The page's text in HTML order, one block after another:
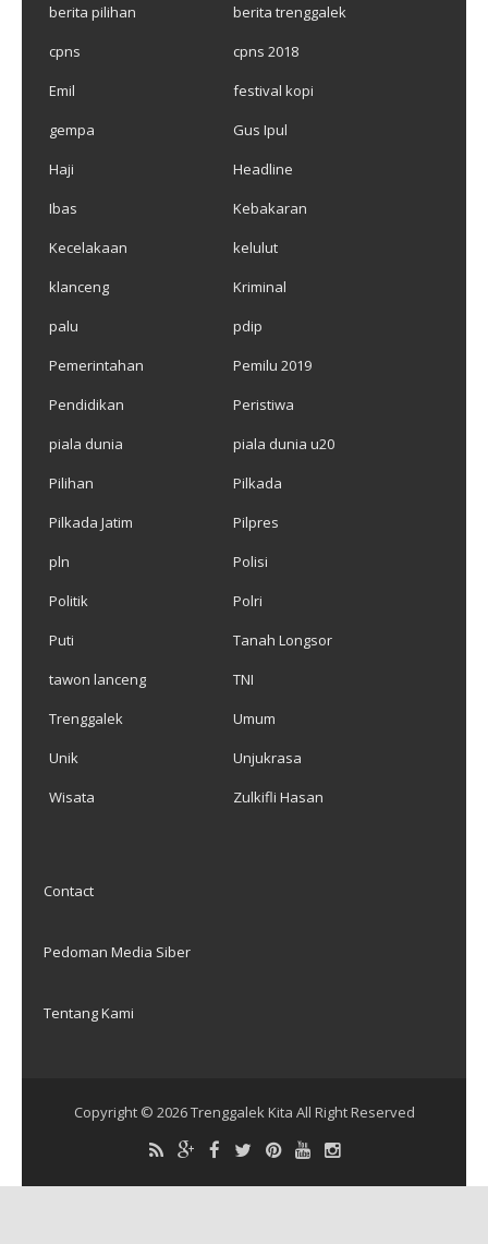
berita pilihan
berita trenggalek
cpns
cpns 2018
Emil
festival kopi
gempa
Gus Ipul
Haji
Headline
Ibas
Kebakaran
Kecelakaan
kelulut
klanceng
Kriminal
palu
pdip
Pemerintahan
Pemilu 2019
Pendidikan
Peristiwa
piala dunia
piala dunia u20
Pilihan
Pilkada
Pilkada Jatim
Pilpres
pln
Polisi
Politik
Polri
Puti
Tanah Longsor
tawon lanceng
TNI
Trenggalek
Umum
Unik
Unjukrasa
Wisata
Zulkifli Hasan
Contact
Pedoman Media Siber
Tentang Kami
Copyright © 2026Trenggalek Kita All Right Reserved